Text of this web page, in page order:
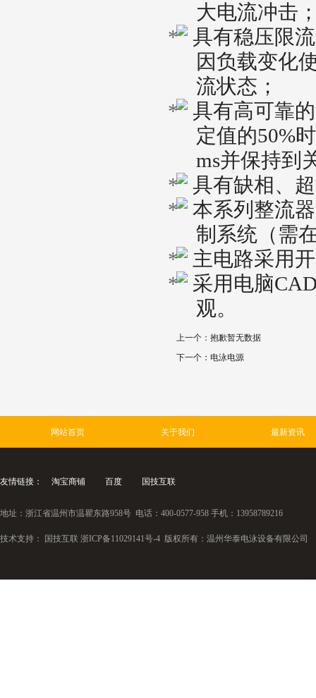
大电流冲击
具有稳压限
因负载变化
流状态；
具有高可靠
定值的50%
ms并保持到
具有缺相、
本系列整流
制系统（需
主电路采用
采用电脑
观。
上一个： 抱歉暂无数据
下一个： 电泳电源
网站首页 关于我们 最新资讯
友情链接： 淘宝商铺 百度 国技互联
地址：浙江省温州市温瞿东路958号 电话：400-0577-958 手机：13958789216
技术支持： 国技互联 浙ICP备11029141号-4 版权所有：温州华泰电泳设备有限公司